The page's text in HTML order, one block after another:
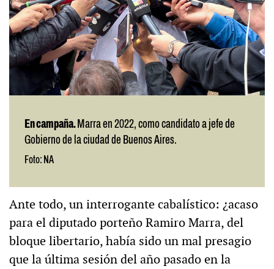
En campaña. Marra en 2022, como candidato a jefe de
Gobierno de la ciudad de Buenos Aires.
Foto: NA
Ante todo, un interrogante cabalístico: ¿acaso
para el diputado porteño Ramiro Marra, del
bloque libertario, había sido un mal presagio
que la última sesión del año pasado en la